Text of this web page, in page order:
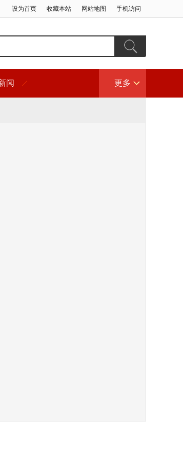
设为首页 收藏本站 网站地图 手机访问
闻 更多